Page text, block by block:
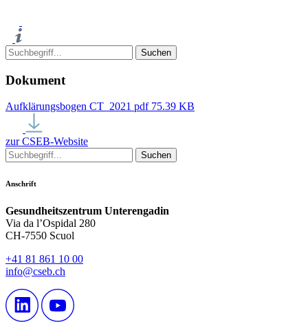
Dokument
Aufklärungsbogen CT_2021 pdf 75.39 KB
zur CSEB-Website
Anschrift
Gesundheitszentrum Unterengadin
Via da l’Ospidal 280
CH-7550 Scuol
+41 81 861 10 00
info@cseb.ch